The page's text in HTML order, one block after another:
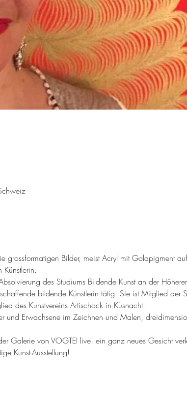
grossformatigen Bilder, meist Acryl mit Goldpigment
des Studiums Bildende Kunst an der
bildende Künstlerin tätig. Sie ist Mitglied der
des Kunstvereins Artischock in Küsnacht.
und Erwachsene im Zeichnen und Malen,
Galerie von VOGTEI live! ein ganz neues Gesicht
Kunst-Ausstellung!